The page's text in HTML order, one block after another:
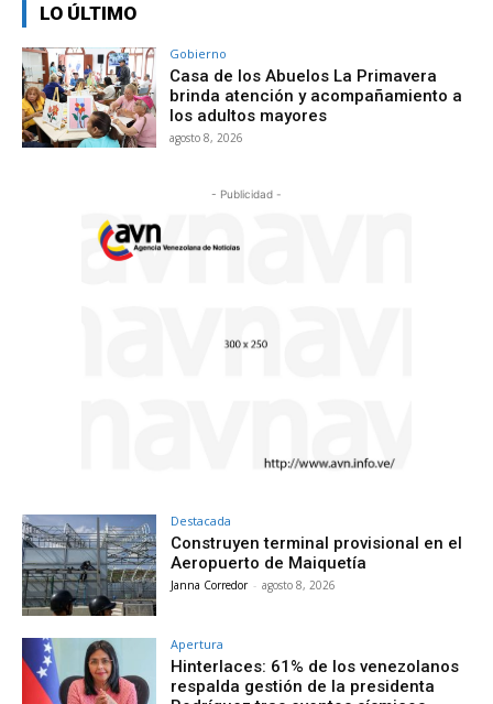
LO ÚLTIMO
Gobierno
Casa de los Abuelos La Primavera
brinda atención y acompañamiento a
los adultos mayores
agosto 8, 2026
- Publicidad -
Destacada
Construyen terminal provisional en el
Aeropuerto de Maiquetía
Janna Corredor - agosto 8, 2026
Apertura
Hinterlaces: 61% de los venezolanos
respalda gestión de la presidenta